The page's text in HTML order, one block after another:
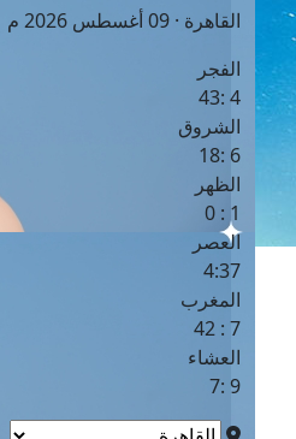
القاهرة · 09 أغسطس 2026 م
الفجر
4 :43
الشروق
6 :18
الظهر
1 : 0
العصر
4:37
المغرب
7 : 42
العشاء
9 :7